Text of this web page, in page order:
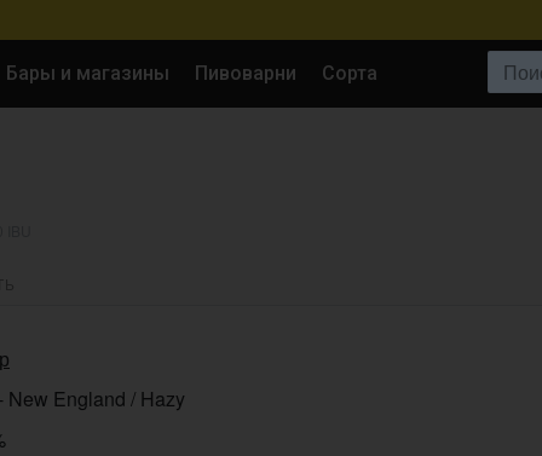
Бары и магазины Пивоварни Сорта
New England / Hazy